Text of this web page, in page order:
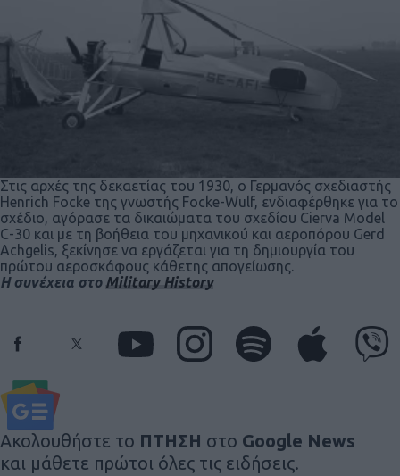
Στις αρχές της δεκαετίας του 1930, ο Γερμανός σχεδιαστής
Henrich Focke της γνωστής Focke-Wulf, ενδιαφέρθηκε για το
σχέδιο, αγόρασε τα δικαιώματα του σχεδίου Cierva Model
C-30 και με τη βοήθεια του μηχανικού και αεροπόρου Gerd
Achgelis, ξεκίνησε να εργάζεται για τη δημιουργία του
πρώτου αεροσκάφους κάθετης απογείωσης.
Η συνέχεια στο Military History
Ακολουθήστε το ΠΤΗΣΗ στο Google News
και μάθετε πρώτοι όλες τις ειδήσεις.